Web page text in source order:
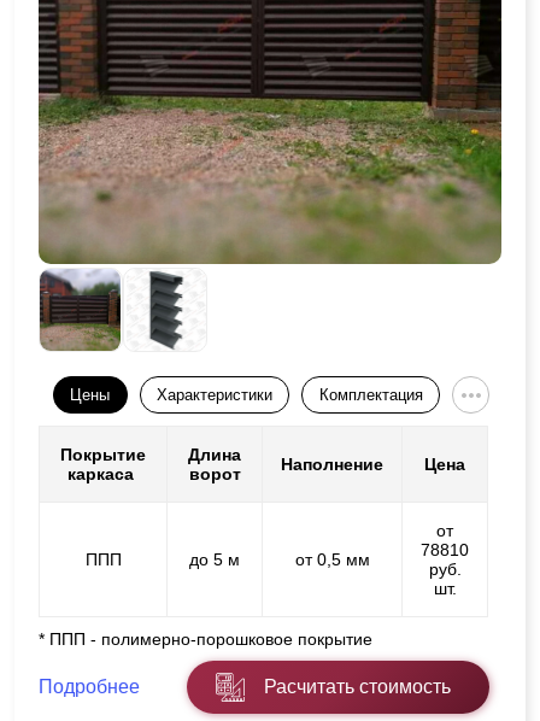
Цены Характеристики Комплектация
Покрытие
каркаса
Длина
ворот
Наполнение Цена
ППП до 5 м от 0,5 мм
от
78810
руб.
шт.
* ППП - полимерно-порошковое покрытие
Подробнее Расчитать стоимость